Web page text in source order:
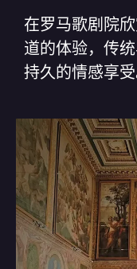
在罗马歌剧院
道的体验，传
持久的情感享受